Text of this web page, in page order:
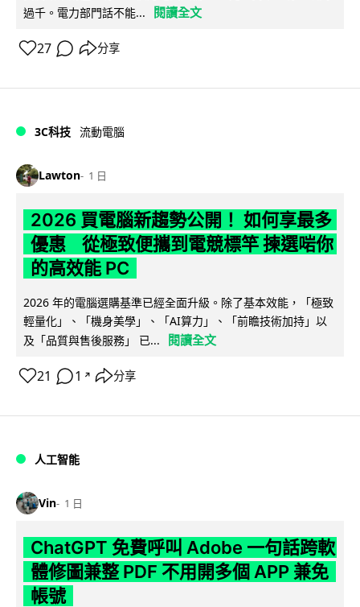
過千。電力部門話不能...
閱讀全文
27 分享
3C科技 流動電腦
Lawton 1 日
2026 買電腦新趨勢公開！ 如何享最多
優惠 從極致便攜到電競標竿 揀選啱你
的高效能 PC
2026 年的電腦選購基準已經全面升級。除了基本效能，「極致
輕量化」、「機身美學」、「AI算力」、「前瞻技術加持」以
及「品質與售後服務」 已...
閱讀全文
21 1 ↗ 分享
人工智能
Vin 1 日
ChatGPT 免費呼叫 Adobe 一句話跨軟
體修圖兼整 PDF 不用開多個 APP 兼免
帳號